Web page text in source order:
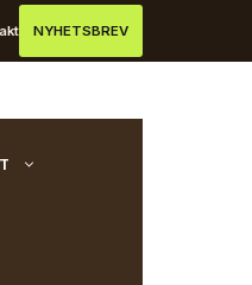
NYHETSBREV